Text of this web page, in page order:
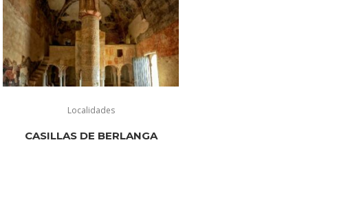
Localidades
CASILLAS DE BERLANGA